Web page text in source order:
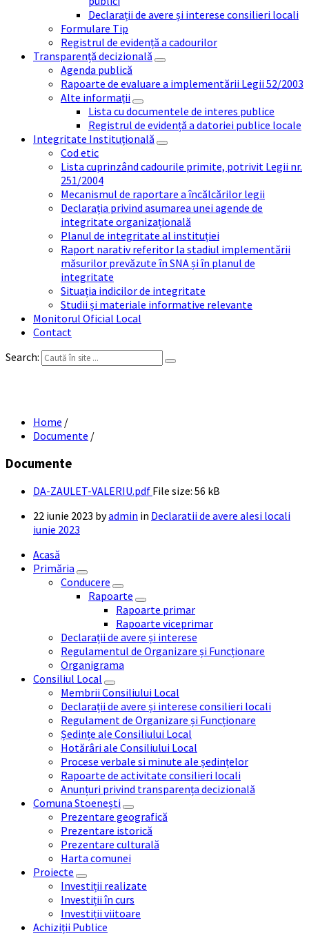
Declarații de avere și interese consilieri locali
Formulare Tip
Registrul de evidență a cadourilor
Transparență decizională
Agenda publică
Rapoarte de evaluare a implementării Legii 52/2003
Alte informații
Lista cu documentele de interes publice
Registrul de evidență a datoriei publice locale
Integritate Instituțională
Cod etic
Lista cuprinzând cadourile primite, potrivit Legii nr.
251/2004
Mecanismul de raportare a încălcărilor legii
Declarația privind asumarea unei agende de
integritate organizațională
Planul de integritate al instituției
Raport narativ referitor la stadiul implementării
măsurilor prevăzute în SNA și în planul de
integritate
Situația indicilor de integritate
Studii și materiale informative relevante
Monitorul Oficial Local
Contact
Search:
Home /
Documente /
Documente
DA-ZAULET-VALERIU.pdf File size: 56 kB
22 iunie 2023 byadmin in Declaratii de avere alesi locali
iunie 2023
Acasă
Primăria
Conducere
Rapoarte
Rapoarte primar
Rapoarte viceprimar
Declarații de avere și interese
Regulamentul de Organizare și Funcționare
Organigrama
Consiliul Local
Membrii Consiliului Local
Declarații de avere și interese consilieri locali
Regulament de Organizare și Funcționare
Ședințe ale Consiliului Local
Hotărâri ale Consiliului Local
Procese verbale si minute ale ședințelor
Rapoarte de activitate consilieri locali
Anunțuri privind transparența decizională
Comuna Stoenești
Prezentare geografică
Prezentare istorică
Prezentare culturală
Harta comunei
Proiecte
Investiții realizate
Investiții în curs
Investiții viitoare
Achiziții Publice